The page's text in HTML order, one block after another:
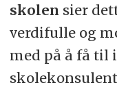
skolen sier
verdifulle og
med på å få til